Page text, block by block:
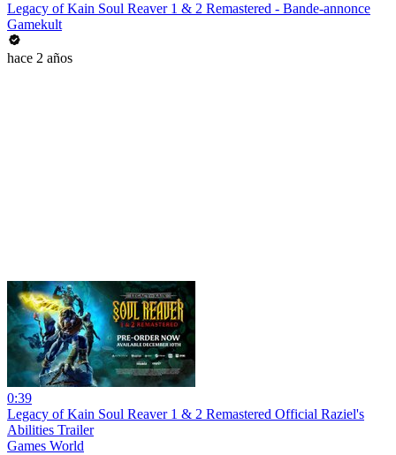
Legacy of Kain Soul Reaver 1 & 2 Remastered - Bande-annonce
Gamekult
hace 2 años
0:39
Legacy of Kain Soul Reaver 1 & 2 Remastered Official Raziel's
Abilities Trailer
Games World